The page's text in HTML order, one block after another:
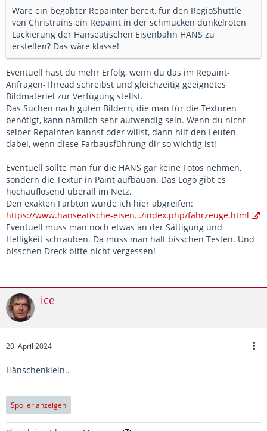
Wäre ein begabter Repainter bereit, für den RegioShuttle
von Christrains ein Repaint in der schmucken dunkelroten
Lackierung der Hanseatischen Eisenbahn HANS zu
erstellen? Das wäre klasse!
Eventuell hast du mehr Erfolg, wenn du das im Repaint-
Anfragen-Thread schreibst und gleichzeitig geeignetes
Bildmateriel zur Verfügung stellst.
Das Suchen nach guten Bildern, die man für die Texturen
benötigt, kann nämlich sehr aufwendig sein. Wenn du nicht
selber Repainten kannst oder willst, dann hilf den Leuten
dabei, wenn diese Farbausführung dir so wichtig ist!
Eventuell sollte man für die HANS gar keine Fotos nehmen,
sondern die Textur in Paint aufbauan. Das Logo gibt es
hochauflösend überall im Netz.
Den exakten Farbton würde ich hier abgreifen:
https://www.hanseatische-eisen…/index.php/fahrzeuge.html
Eventuell muss man noch etwas an der Sättigung und
Helligkeit schrauben. Da muss man halt bisschen Testen. Und
bisschen Dreck bitte nicht vergessen!
ice
20. April 2024
Hänschenklein..
Spoiler anzeigen